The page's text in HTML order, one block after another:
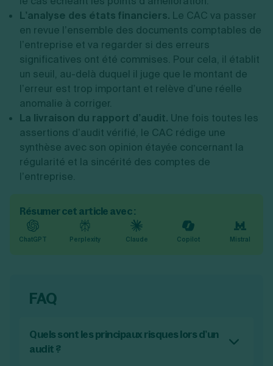
L’analyse des états financiers. Le CAC va passer
en revue l’ensemble des documents comptables de
l’entreprise et va regarder si des erreurs
significatives ont été commises. Pour cela, il établit
un seuil, au-delà duquel il juge que le montant de
l’erreur est trop important et relève d’une réelle
anomalie à corriger.
La livraison du rapport d’audit. Une fois toutes les
assertions d’audit vérifié, le CAC rédige une
synthèse avec son opinion étayée concernant la
régularité et la sincérité des comptes de
l’entreprise.
Résumer cet article avec :
ChatGPT Perplexity Claude Copilot Mistral
FAQ
Quels sont les principaux risques lors d’un
audit ?